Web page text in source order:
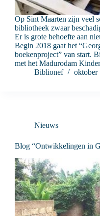
Op Sint Maarten zijn veel
bibliotheek zwaar
Er is grote behoefte aan
Begin 2018 gaat het
boekenproject” van start.
met het Madurodam
Biblionef
oktober
Nieuws
Blog “Ontwikkelingen in